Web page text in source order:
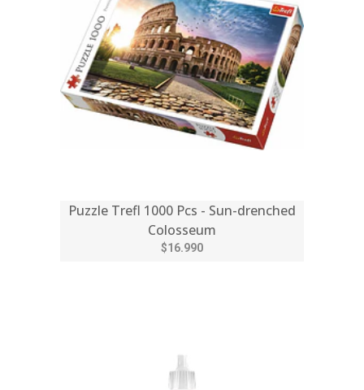
Puzzle Trefl 1000 Pcs - Sun-drenched
Colosseum
$16.990